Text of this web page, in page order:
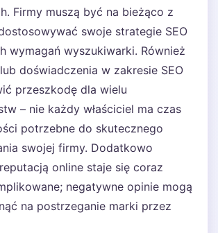
Firmy muszą być na bieżąco z
swoje strategie SEO
wymagań wyszukiwarki. Również
doświadczenia w zakresie SEO
przeszkodę dla wielu
– nie każdy właściciel ma czas
potrzebne do skutecznego
swojej firmy. Dodatkowo
online staje się coraz
negatywne opinie mogą
na postrzeganie marki przez